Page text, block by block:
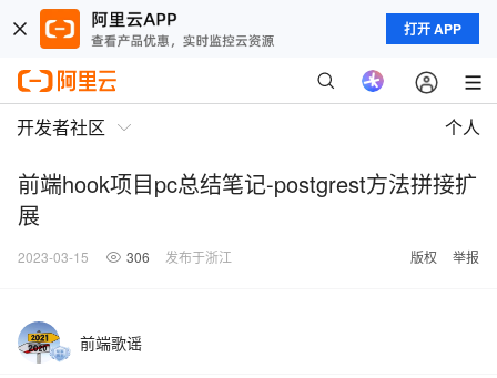
打开 APP
开发者社区 个人
前端hook项目pc总结笔记-postgrest方法拼接扩
展
2023-03-15 306 发布于浙江 版权 举报
前端歌谣